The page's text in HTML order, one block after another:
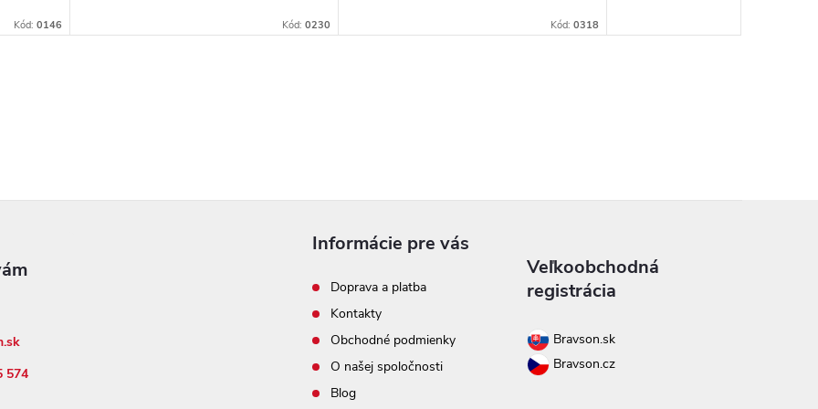
Kód: 0146 Kód: 0230 Kód: 0318
574
Informácie pre vás
Doprava a platba
Kontakty
Obchodné podmienky
O našej spoločnosti
Blog
Veľkoobchodná
registrácia
Bravson.sk
Bravson.cz